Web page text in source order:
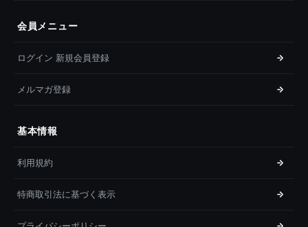
会員メニュー
ログイン 新規会員登録
メルマガ登録
基本情報
利用規約
特商取引法に基づく表示